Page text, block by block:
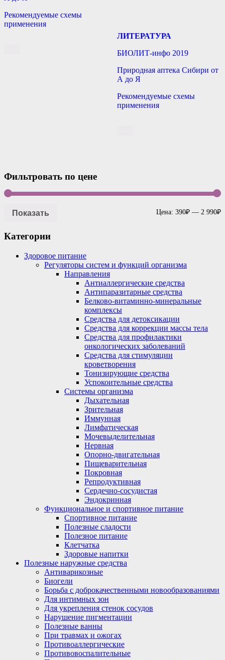
Рекомендуемые схемы
применения
ЛИТЕРАТУРА
БИОЛИТ-инфо 2019
Природная аптека Сибири от
А до Я
Рекомендуемые схемы
применения
Фильтровать по цене
Показать Цена: 390₽ — 2 990₽
Категории
Здоровое питание
Регуляторы систем и функций организма
Направления
Антиаллергические средства
Антипаразитарные средства
Белково-витаминно-минеральные
комплексы
Средства для детоксикации
Средства для коррекции массы тела
Средства для профилактики
онкологических заболеваний
Средства для стимуляции
кроветворения
Тонизирующие средства
Успокоительные средства
Системы организма
Дыхательная
Зрительная
Иммунная
Лимфатическая
Мочевыделительная
Нервная
Опорно-двигательная
Пищеварительная
Покровная
Репродуктивная
Сердечно-сосудистая
Эндокринная
Функциональное и спортивное питание
Спортивное питание
Полезные сладости
Полезное питание
Клетчатка
Здоровые напитки
Полезные наружные средства
Антиварикозные
Биогели
Борьба с доброкачественными новообразованиями
Для интимных зон
Для укрепления стенок сосудов
Нарушение пигментации
Полезные ванны
При травмах и ожогах
Противоаллергические
Противовоспалительные